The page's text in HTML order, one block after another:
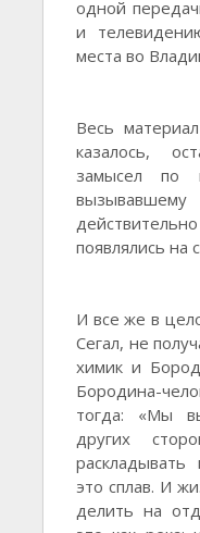
одной
и
места во
Весь
казалось,
замысел по
появлялись на
И все же в
Сегал, не
химик и
Бородина-
тогда: «Мы
других
это сплав. И
делить на